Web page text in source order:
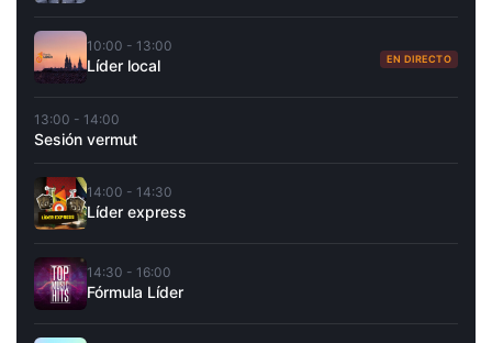
10:00 - 13:00
Líder local EN DIRECTO
13:00 - 14:00
Sesión vermut
14:00 - 14:30
Líder express
14:30 - 16:00
Fórmula Líder